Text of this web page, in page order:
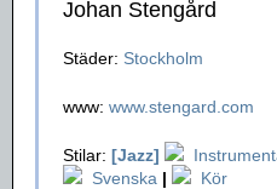
Johan Stengård
Städer: Stockholm
www: www.stengard.com
Stilar: [Jazz]
Svenska | Kör